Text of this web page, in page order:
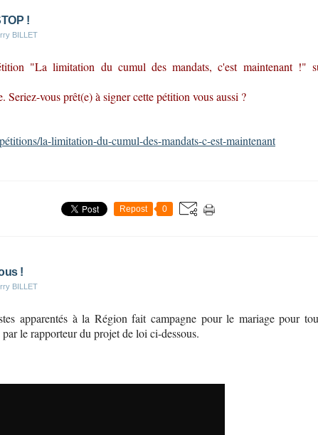
!
BILLET
"La limitation du cumul des mandats, c'est maintenant !"
Seriez-vous prêt(e) à signer cette pétition vous aussi ?
la-limitation-du-cumul-des-mandats-c-est-maintenant
Repost 0
!
BILLET
apparentés à la Région fait campagne pour le mariage pour
le rapporteur du projet de loi ci-dessous.